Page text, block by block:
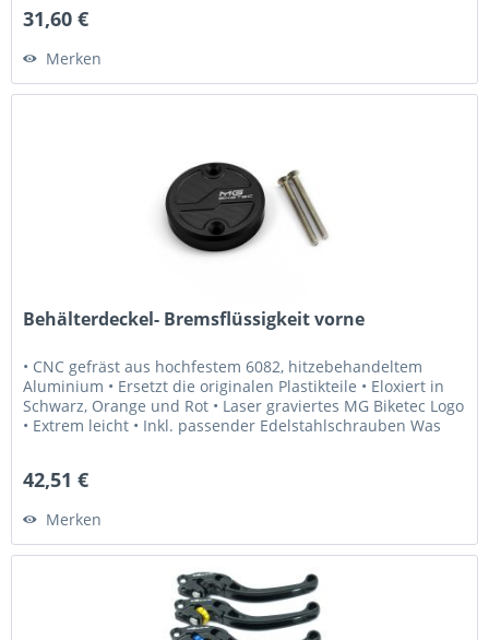
31,60 €
Merken
Behälterdeckel- Bremsflüssigkeit vorne
• CNC gefräst aus hochfestem 6082, hitzebehandeltem
Aluminium • Ersetzt die originalen Plastikteile • Eloxiert in
Schwarz, Orange und Rot • Laser graviertes MG Biketec Logo
• Extrem leicht • Inkl. passender Edelstahlschrauben Was
42,51 €
Merken